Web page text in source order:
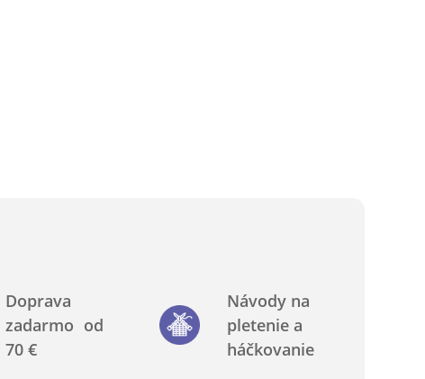
Doprava
zadarmo od
70 €
Návody na
pletenie a
háčkovanie